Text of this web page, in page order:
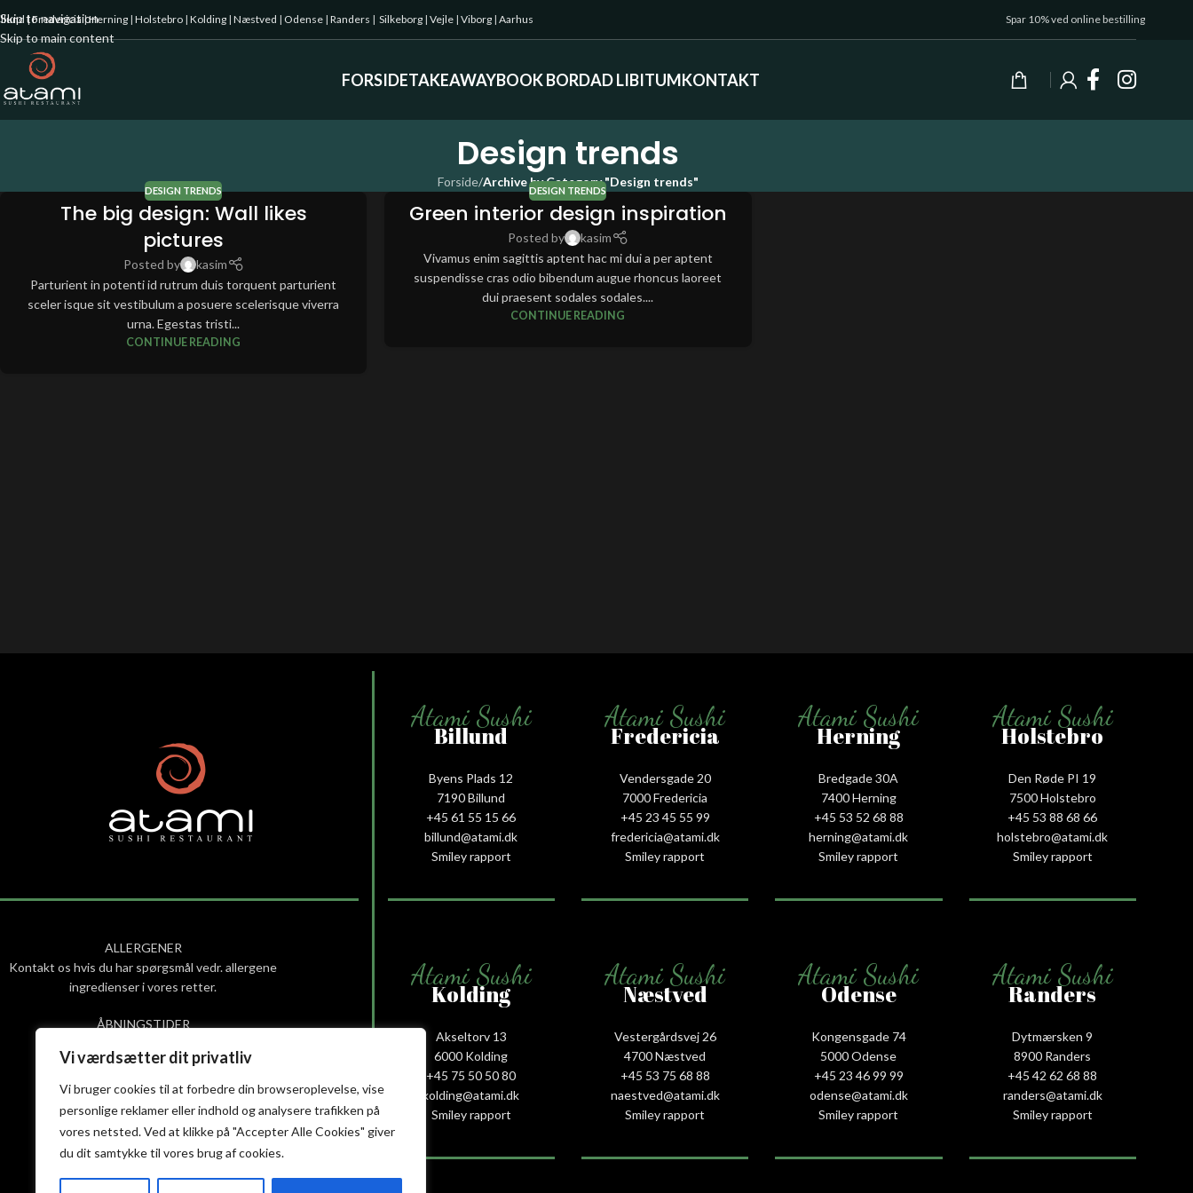
Vi værdsætter dit privatliv
Vi bruger cookies til at forbedre din browseroplevelse, vise
personlige reklamer eller indhold og analysere trafikken på
vores netsted. Ved at klikke på "Accepter Alle Cookies" giver
du dit samtykke til vores brug af cookies.
Skip to navigation
Skip to main content
|Fredericia|Herning | Holstebro | Kolding | Næstved | Odense | Randers | Silkeborg | Vejle | Viborg | Aarhus Spar 10% ved online bestilling
FORSIDETAKEAWAYBOOK BORDAD LIBITUMKONTAKT
Design trends
Forside/Archive by Category "Design trends"
DESIGN TRENDS
The big design: Wall likes
pictures
Posted by
kasim
Parturient in potenti id rutrum duis torquent parturient
sceler isque sit vestibulum a posuere scelerisque viverra
urna. Egestas tristi...
CONTINUE READING
DESIGN TRENDS
Green interior design inspiration
Posted by
kasim
Vivamus enim sagittis aptent hac mi dui a per aptent
suspendisse cras odio bibendum augue rhoncus laoreet
dui praesent sodales sodales....
CONTINUE READING
ALLERGENER
Kontakt os hvis du har spørgsmål vedr. allergene
ingredienser i vores retter.
ÅBNINGSTIDER
Fredag – lørdag: 12:00 – 22:00
(Køkkenet lukker halv time før)
Smiley-rapport
Privatlivs- og cookiepolitik
Handelsbetingelser
Atami Sushi
Billund
Byens Plads 12
7190 Billund
+45 61 55 15 66‬
billund@atami.dk
Smiley rapport
Atami Sushi
Fredericia
Vendersgade 20
7000 Fredericia
+45 23 45 55 99
fredericia@atami.dk
Smiley rapport
Atami Sushi
Herning
Bredgade 30A
7400 Herning
+45 53 52 68 88
herning@atami.dk
Smiley rapport
Atami Sushi
Holstebro
Den Røde PI 19
7500 Holstebro
+45 53 88 68 66
holstebro@atami.dk
Smiley rapport
Atami Sushi
Kolding
Akseltorv 13
6000 Kolding
+45 75 50 50 80
kolding@atami.dk
Smiley rapport
Atami Sushi
Næstved
Vestergårdsvej 26
4700 Næstved
+45 53 75 68 88
naestved@atami.dk
Smiley rapport
Atami Sushi
Odense
Kongensgade 74
5000 Odense
+45 23 46 99 99
odense@atami.dk
Smiley rapport
Atami Sushi
Randers
Dytmærsken 9
8900 Randers
+45 42 62 68 88
randers@atami.dk
Smiley rapport